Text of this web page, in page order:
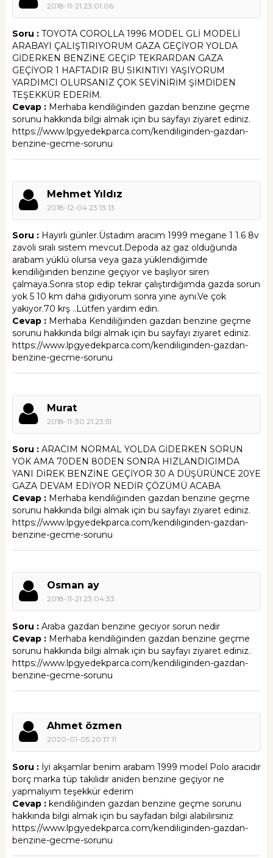
2018-11-21 23:01:06
Soru : TOYOTA COROLLA 1996 MODEL GLİ MODELİ
ARABAYI ÇALIŞTIRIYORUM GAZA GEÇİYOR YOLDA
GİDERKEN BENZİNE GEÇİP TEKRARDAN GAZA
GEÇİYOR 1 HAFTADIR BU SIKINTIYI YAŞIYORUM
YARDIMCI OLURSANIZ ÇOK SEVİNİRİM ŞİMDİDEN
TEŞEKKÜR EDERİM.
Cevap : Merhaba kendiliğinden gazdan benzine geçme
sorunu hakkında bilgi almak için bu sayfayı ziyaret ediniz.
https://www.lpgyedekparca.com/kendiliginden-gazdan-
benzine-gecme-sorunu
Mehmet Yıldız
2018-12-04 23:13:13
Soru : Hayırlı günler.Üstadım aracım 1999 megane 1 1.6 8v
zavoli sıralı sistem mevcut.Depoda az gaz olduğunda
arabam yüklü olursa veya gaza yüklendiğimde
kendiliğinden benzine geçiyor ve başlıyor siren
çalmaya.Sonra stop edip tekrar çalıştırdığımda gazda sorun
yok 5 10 km daha gidiyorum sonra yine aynı.Ve çok
yakıyor.70 krş ..Lütfen yardım edin.
Cevap : Merhaba Kendiliğinden gazdan benzine geçme
sorunu hakkında bilgi almak için bu sayfayı ziyaret ediniz.
https://www.lpgyedekparca.com/kendiliginden-gazdan-
benzine-gecme-sorunu
Murat
2018-11-30 21:23:51
Soru : ARACIM NORMAL YOLDA GİDERKEN SORUN
YOK AMA 70DEN 80DEN SONRA HIZLANDIGIMDA
YANI DİREK BENZİNE GEÇİYOR 30 A DÜŞÜRÜNCE 20YE
GAZA DEVAM EDİYOR NEDİR ÇÖZÜMÜ ACABA
Cevap : Merhaba kendiliğinden gazdan benzine geçme
sorunu hakkında bilgi almak için bu sayfayı ziyaret ediniz.
https://www.lpgyedekparca.com/kendiliginden-gazdan-
benzine-gecme-sorunu
Osman ay
2018-11-21 23:04:33
Soru : Araba gazdan benzine geciyor sorun nedir
Cevap : Merhaba kendiliğinden gazdan benzine geçme
sorunu hakkında bilgi almak için bu sayfayı ziyaret ediniz.
https://www.lpgyedekparca.com/kendiliginden-gazdan-
benzine-gecme-sorunu
Ahmet özmen
2020-01-05 20:17:11
Soru : İyi akşamlar benim arabam 1999 model Polo aracıdır
borç marka tüp takılıdır aniden benzine geçiyor ne
yapmalıyım teşekkür ederim
Cevap : kendiliğinden gazdan benzine geçme sorunu
hakkında bilgi almak için bu sayfadan bilgi alabilirsiniz
https://www.lpgyedekparca.com/kendiliginden-gazdan-
benzine-gecme-sorunu